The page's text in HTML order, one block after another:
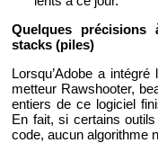
Quelques
stacks (piles)
Lors­qu’Adobe a
met­teur Raw­shoo­ter,
en­tiers de ce lo­gi­ciel
En fait, si cer­tains
code, aucun al­go­rithme